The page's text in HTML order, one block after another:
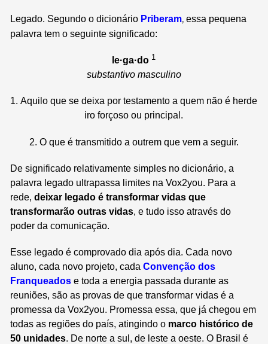
Legado. Segundo o dicionário Priberam,essa pequena
palavra tem o seguinte significado:
le·ga·do 1
substantivo masculino
1.Aquilo que se deixa por testamento a quem não é herde
iro forçoso ou principal .
2. O que é transmitido a outrem que vem a seguir.
De significado relativamente simples no dicionário, a
palavra legado ultrapassa limites na Vox2you. Para a
rede,deixar legado é transformar vidas que
transformarão outras vidas, e tudo isso através do
poder da comunicação.
Esse legado é comprovado dia após dia. Cada novo
aluno, cada novo projeto, cadaConvenção dos
Franqueados e toda a energia passada durante as
reuniões, são as provas de que transformar vidas é a
promessa da Vox2you. Promessa essa, que já chegou em
todas as regiões do país, atingindo o marco histórico de
50 unidades. De norte a sul, de leste a oeste. O Brasil é